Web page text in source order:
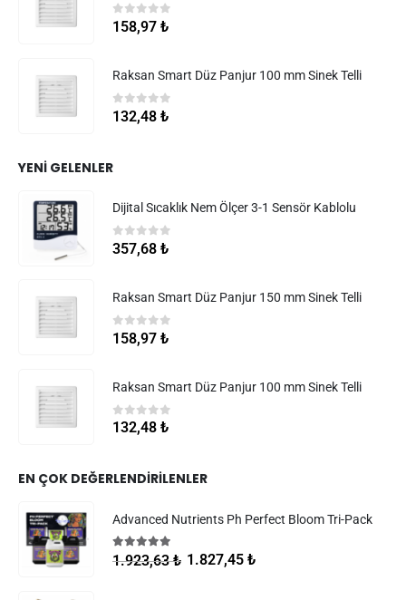
0 5 üzerinden
158,97 ₺
Raksan Smart Düz Panjur 100 mm Sinek Telli
05 üzerinden
132,48 ₺
YENI GELENLER
Dijital Sıcaklık Nem Ölçer 3-1 Sensör Kablolu
05 üzerinden
357,68 ₺
Raksan Smart Düz Panjur 150 mm Sinek Telli
0 5 üzerinden
158,97 ₺
Raksan Smart Düz Panjur 100 mm Sinek Telli
05 üzerinden
132,48 ₺
EN ÇOK DEĞERLENDIRILENLER
Advanced Nutrients Ph Perfect Bloom Tri-Pack
5.005 üzerinden
1.923,63₺ 1.827,45 ₺